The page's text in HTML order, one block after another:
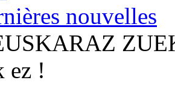
nouvelles
ez !